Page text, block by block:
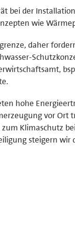
bei der
wie
daher
hohe
vor Ort
Klimaschutz
steigern wir